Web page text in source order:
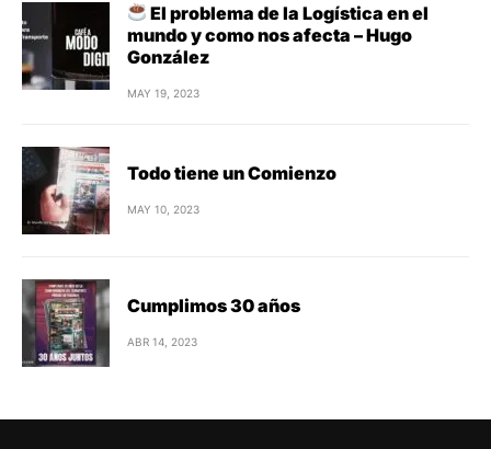
El problema de la Logística en el
mundo y como nos afecta – Hugo
González
MAY 19, 2023
Todo tiene un Comienzo
MAY 10, 2023
Cumplimos 30 años
ABR 14, 2023